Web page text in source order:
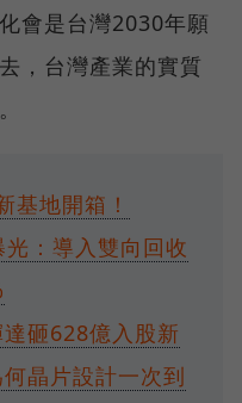
會是台灣2030年願
，台灣產業的實質
基地開箱！
：導入雙向回收
砸628億入股新
晶片設計一次到